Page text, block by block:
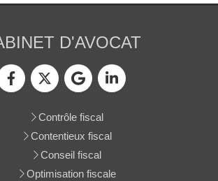
D'AVOCAT
Contrôle fiscal
Contentieux fiscal
Conseil fiscal
Optimisation fiscale